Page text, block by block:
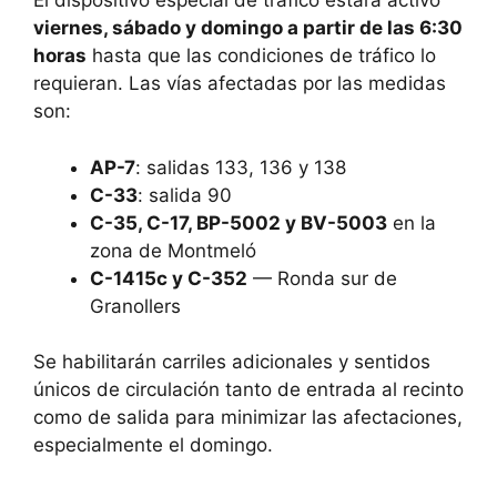
viernes, sábado y domingo a partir de las 6:30
horas hasta que las condiciones de tráfico lo
requieran. Las vías afectadas por las medidas
son:
AP-7: salidas 133, 136 y 138
C-33: salida 90
C-35, C-17, BP-5002 y BV-5003 en la
zona de Montmeló
C-1415c y C-352 — Ronda sur de
Granollers
Se habilitarán carriles adicionales y sentidos
únicos de circulación tanto de entrada al recinto
como de salida para minimizar las afectaciones,
especialmente el domingo.